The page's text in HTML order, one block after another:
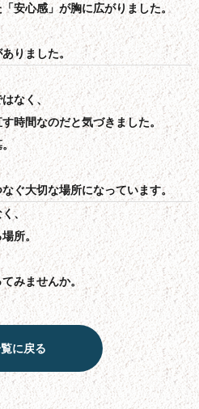
安心感」が胸に広がりました。
りました。
なく、
時間なのだと気づきました。
。
ぐ大切な場所になっています。
く、
所。
みませんか。
に戻る